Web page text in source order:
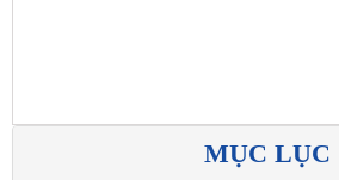
MỤC LỤC